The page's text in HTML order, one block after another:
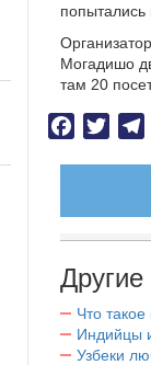
попытались
Могадишо
там 20
Facebook
Другие
Что
Индийцы
Узбеки